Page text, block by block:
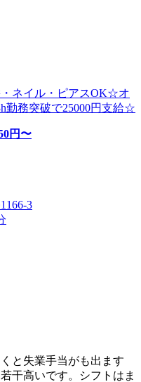
ネイル・ピアスOK☆オ
勤務突破で25000円支給☆
円〜
3
と失業手当がも出ます
干高いです。シフトはま